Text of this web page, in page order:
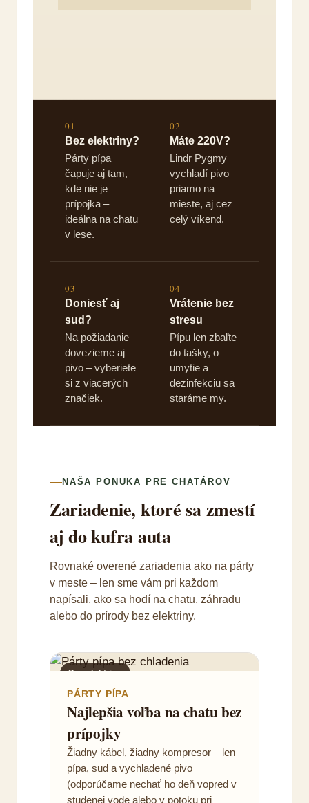
01
Bez elektriny?
Párty pípa
čapuje aj tam,
kde nie je
prípojka –
ideálna na chatu
v lese.
02
Máte 220V?
Lindr Pygmy
vychladí pivo
priamo na
mieste, aj cez
celý víkend.
03
Doniesť aj
sud?
Na požiadanie
dovezieme aj
pivo – vyberiete
si z viacerých
značiek.
04
Vrátenie bez
stresu
Pípu len zbaľte
do tašky, o
umytie a
dezinfekciu sa
staráme my.
NAŠA PONUKA PRE CHATÁROV
Zariadenie, ktoré sa zmestí
aj do kufra auta
Rovnaké overené zariadenia ako na párty
v meste – len sme vám pri každom
napísali, ako sa hodí na chatu, záhradu
alebo do prírody bez elektriny.
Bez elektriny
PÁRTY PÍPA
Najlepšia voľba na chatu bez
prípojky
Žiadny kábel, žiadny kompresor – len
pípa, sud a vychladené pivo
(odporúčame nechať ho deň vopred v
studenej vode alebo v potoku pri